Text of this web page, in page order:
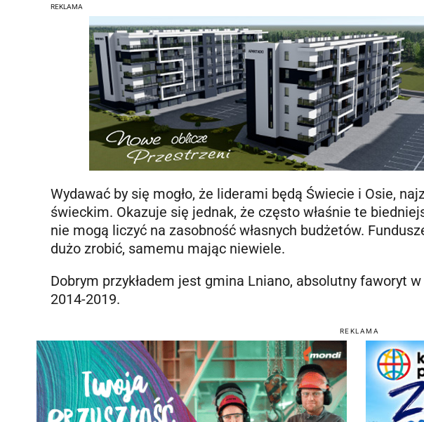
REKLAMA
Wydawać by się mogło, że liderami będą Świecie i Osie,
świeckim. Okazuje się jednak, że często właśnie te
nie mogą liczyć na zasobność własnych budżetów.
dużo zrobić, samemu mając niewiele.
Dobrym przykładem jest gmina Lniano, absolutny faworyt
2014-2019.
REKLAMA